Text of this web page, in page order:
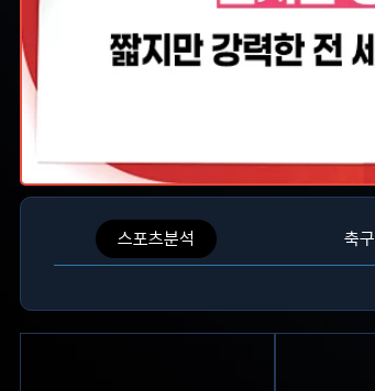
스포츠분석 축구